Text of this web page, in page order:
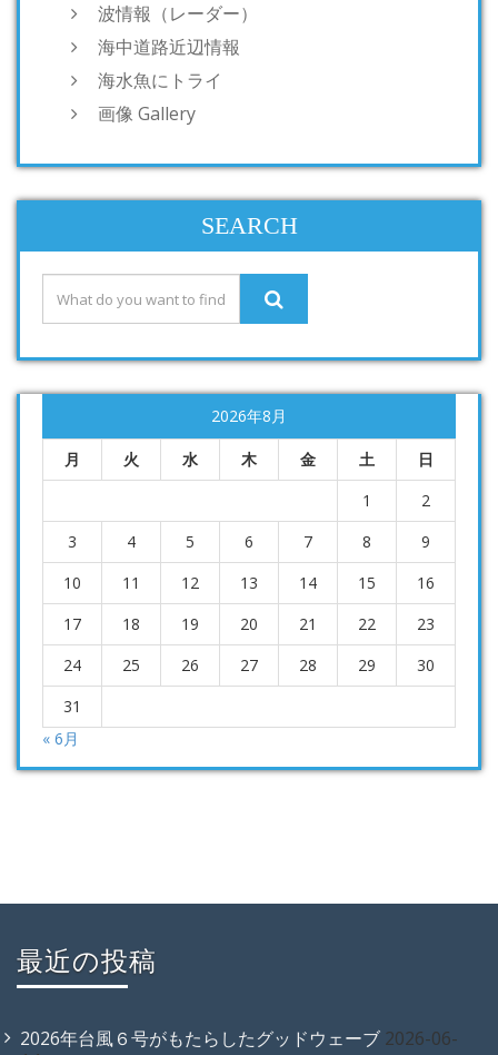
波情報（レーダー）
海中道路近辺情報
海水魚にトライ
画像 Gallery
SEARCH
2026年8月
月 火 水 木 金 土
日
1
2
3
4 5 6 7 8
9
10
11 12 13 14 15
16
17
18 19 20 21 22
23
24
25 26 27 28 29
30
31
« 6月
最近の投稿
2026年台風６号がもたらしたグッドウェーブ 2026-06-